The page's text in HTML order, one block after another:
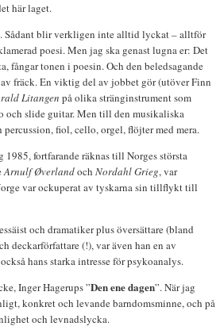
här laget.
Sådant blir verkligen inte alltid lyckat – alltför
poesi. Men jag ska genast lugna er: Det
fångar tonen i poesin. Och den beledsagande
fräck. En viktig del av jobbet gör (utöver Finn
Litangen på olika stränginstrument som
och slide guitar. Men till den musikaliska
fiol, cello, orgel, flöjter med mera.
fortfarande räknas till Norges största
Arnulf Øverlandoch Nordahl Grieg, var
var ockuperat av tyskarna sin tillflykt till
och dramatiker plus översättare (bland
deckarförfattare (!), var även han en av
hans starka intresse för psykoanalys.
Inger Hagerups ”Den ene dagen”. När jag
konkret och levande barndomsminne, och på
och levnadslycka.